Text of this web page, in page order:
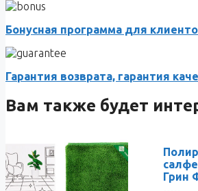
Бонусная программа для
Гарантия возврата, гарантия
Вам также будет
Грин